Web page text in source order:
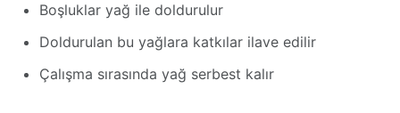
Boşluklar yağ ile doldurulur
Doldurulan bu yağlara katkılar ilave edilir
Çalışma sırasında yağ serbest kalır